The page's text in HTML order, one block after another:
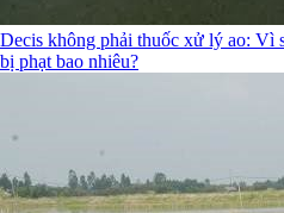
Decis không phải thuốc xử lý ao: Vì
bị phạt bao nhiêu?